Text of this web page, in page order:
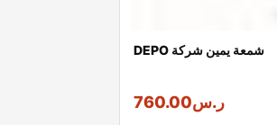
DEPO شمعة يمين شركة
ر.س760.00